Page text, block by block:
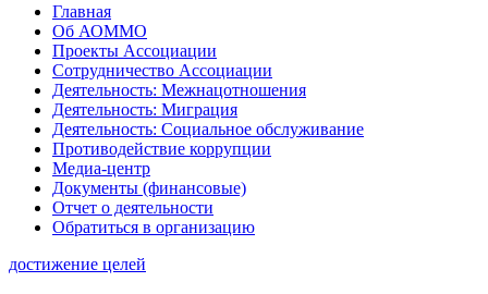
Главная
Об АОММО
Проекты Ассоциации
Сотрудничество Ассоциации
Деятельность: Межнацотношения
Деятельность: Миграция
Деятельность: Социальное обслуживание
Противодействие коррупции
Медиа-центр
Документы (финансовые)
Отчет о деятельности
Обратиться в организацию
достижение целей